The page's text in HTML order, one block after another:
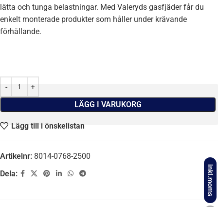
inkl.moms
lätta och tunga belastningar. Med Valeryds gasfjäder får du
enkelt monterade produkter som håller under krävande
förhållande.
LÄGG I VARUKORG
Lägg till i önskelistan
Artikelnr: 8014-0768-2500
Dela:
Beskrivning